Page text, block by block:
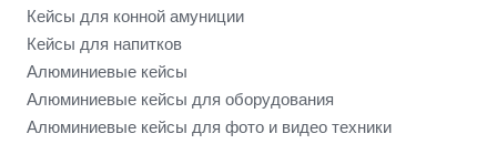
Кейсы для конной амуниции
Кейсы для напитков
Алюминиевые кейсы
Алюминиевые кейсы для оборудования
Алюминиевые кейсы для фото и видео техники